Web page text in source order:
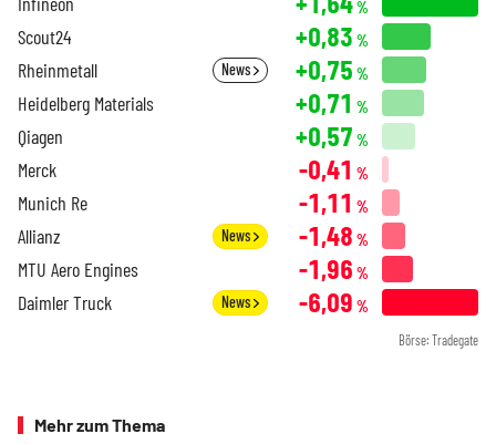
%
Scout24 +0,83 %
Rheinmetall News +0,75 %
Heidelberg Materials +0,71 %
Qiagen +0,57 %
Merck -0,41 %
Munich Re -1,11 %
Allianz News -1,48 %
MTU Aero Engines -1,96 %
Daimler Truck News -6,09 %
Börse: Tradegate
Mehr zum Thema